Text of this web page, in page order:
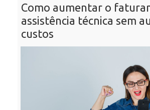
Como aumentar o
assistência técnica sem
custos